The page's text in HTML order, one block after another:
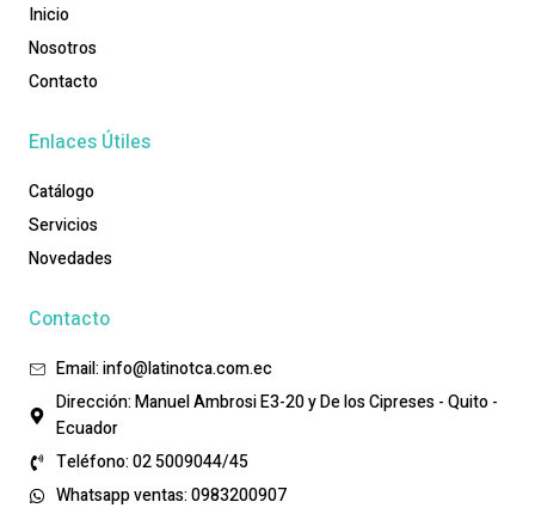
Inicio
Nosotros
Contacto
Enlaces Útiles
Catálogo
Servicios
Novedades
Contacto
Email: info@latinotca.com.ec
Dirección: Manuel Ambrosi E3-20 y De los Cipreses - Quito -
Ecuador
Teléfono: 02 5009044/45
Whatsapp ventas: 0983200907